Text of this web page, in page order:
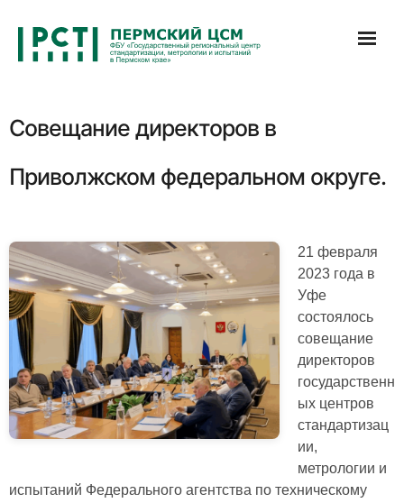
содержимому
Cовещание директоров в
Приволжском федеральном округе.
21 февраля
2023 года в
Уфе
состоялось
совещание
директоров
государственн
ых центров
стандартизац
ии,
метрологии и
испытаний Федерального агентства по техническому